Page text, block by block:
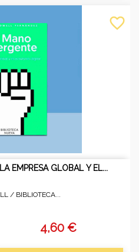
EMPRESA GLOBAL Y EL...
/ BIBLIOTECA...
4,60 €
favorite_border